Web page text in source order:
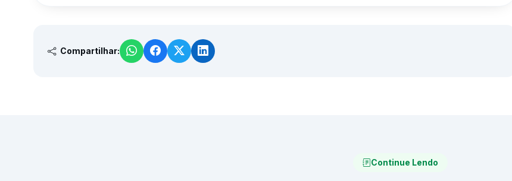
Compartilhar:
Continue Lendo